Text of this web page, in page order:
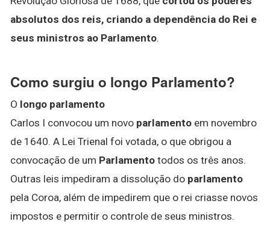
absolutos dos reis, criando a dependência do Rei e
seus ministros ao Parlamento.
Como surgiu o longo Parlamento?
O longo parlamento
Carlos I convocou um novo parlamento em novembro
de 1640. A Lei Trienal foi votada, o que obrigou a
convocação de um Parlamento todos os três anos.
Outras leis impediram a dissolução do parlamento
pela Coroa, além de impedirem que o rei criasse novos
impostos e permitir o controle de seus ministros.